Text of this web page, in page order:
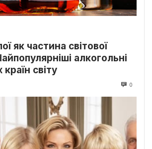
як частина світової
алкогольні
країн світу
0